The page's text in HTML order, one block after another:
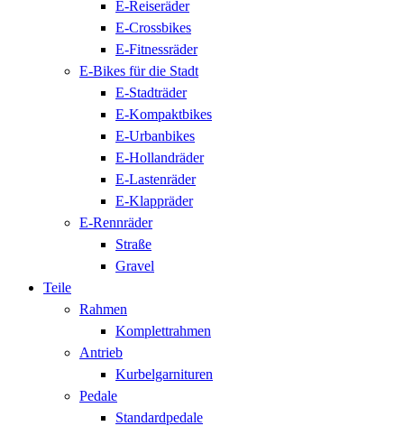
E-Reiseräder
E-Crossbikes
E-Fitnessräder
E-Bikes für die Stadt
E-Stadträder
E-Kompaktbikes
E-Urbanbikes
E-Hollandräder
E-Lastenräder
E-Klappräder
E-Rennräder
Straße
Gravel
Teile
Rahmen
Komplettrahmen
Antrieb
Kurbelgarnituren
Pedale
Standardpedale